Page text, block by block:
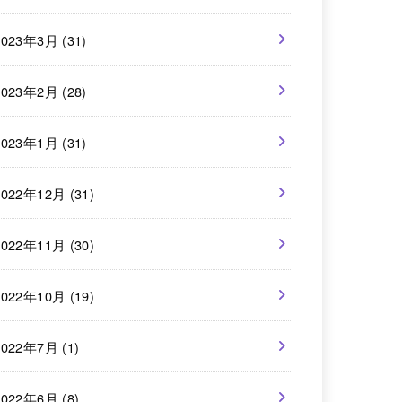
年3月 (31)
年2月 (28)
年1月 (31)
年12月 (31)
年11月 (30)
年10月 (19)
年7月 (1)
年6月 (8)